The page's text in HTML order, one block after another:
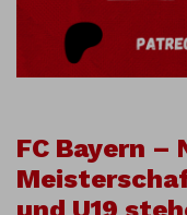
FC Bayern –